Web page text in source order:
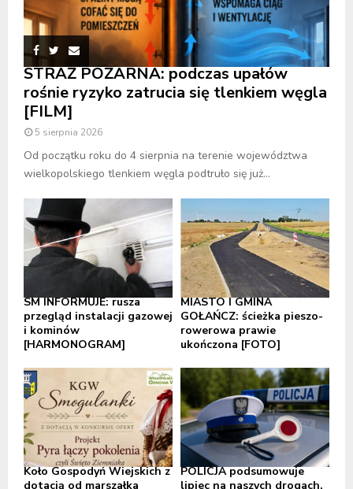
STRAŻ POŻARNA: podczas upałów
rośnie ryzyko zatrucia się tlenkiem węgla
[FILM]
5 sierpnia 2026
Od początku roku do 4 sierpnia na terenie województwa
wielkopolskiego tlenkiem węgla podtruło się już...
SM INFORMUJE: rusza
przegląd instalacji gazowej
i kominów
[HARMONOGRAM]
MIASTO I GMINA
GOŁAŃCZ: ścieżka pieszo-
rowerowa prawie
ukończona [FOTO]
Koło Gospodyń Wiejskich z
dotacją od marszałka
POLICJA podsumowuje
lipiec na naszych drogach.